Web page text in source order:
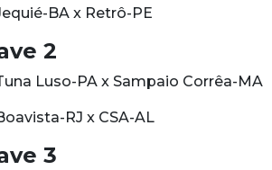
BA x Retrô-PE
2
Luso-PA x Sampaio Corrêa-MA
RJ x CSA-AL
3